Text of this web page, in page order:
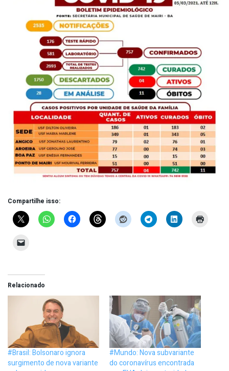
Compartilhe isso:
Relacionado
#Brasil: Bolsonaro ignora
surgimento de nova variante
#Mundo: Nova subvariante
do coronavírus encontrada